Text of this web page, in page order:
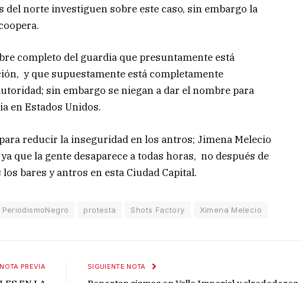
del norte investiguen sobre este caso, sin embargo la
completo del guardia que presuntamente está
y que supuestamente está completamente
sin embargo se niegan a dar el nombre para
en Estados Unidos.
reducir la inseguridad en los antros; Jimena Melecio
que la gente desaparece a todas horas, no después de
bares y antros en esta Ciudad Capital.
PeriodismoNegro protesta Shots Factory Ximena Melecio
NOTA PREVIA SIGUIENTE NOTA